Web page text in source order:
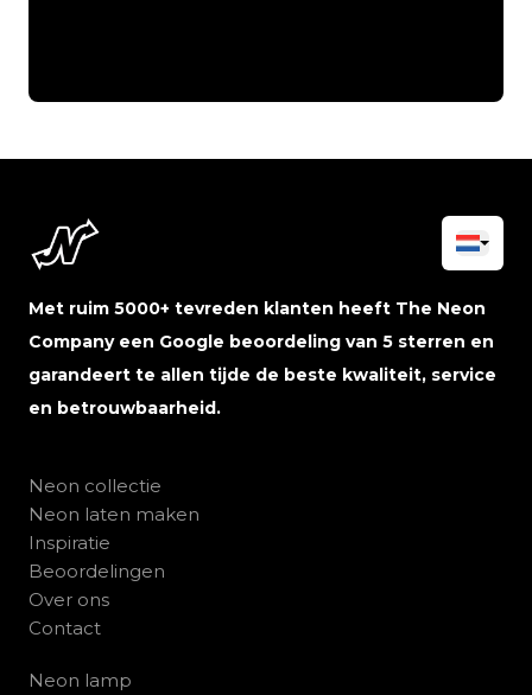
Met ruim 5000+ tevreden klanten heeft The Neon
Company een Google beoordeling van 5 sterren en
garandeert te allen tijde de beste kwaliteit, service
en betrouwbaarheid.
Neon collectie
Neon laten maken
Inspiratie
Beoordelingen
Over ons
Contact
Neon lamp